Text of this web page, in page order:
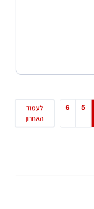
5
6
לעמוד
האחרון